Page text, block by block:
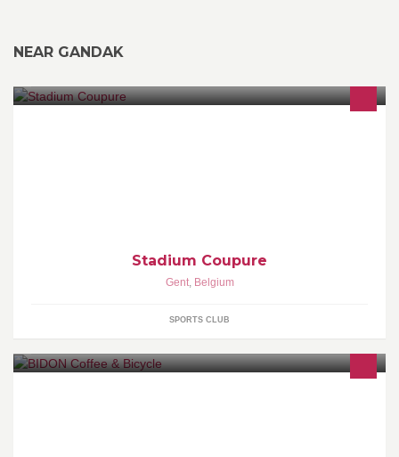
NEAR GANDAK
Stadium Coupure
Gent, Belgium
SPORTS CLUB